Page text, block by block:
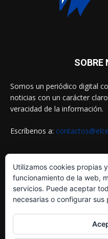
SOBRE
Somos un periódico digital
noticias con un carácter
veracidad de la información.
Escríbenos a:
Utilizamos cookies propias
funcionamiento de la web,
servicios. Puede aceptar
necesarias o configurar sus